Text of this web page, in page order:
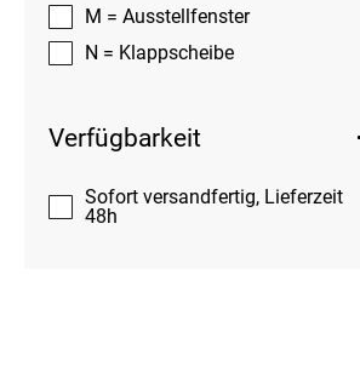
M = Ausstellfenster
N = Klappscheibe
Verfügbarkeit
Sofort versandfertig, Lieferzeit
48h